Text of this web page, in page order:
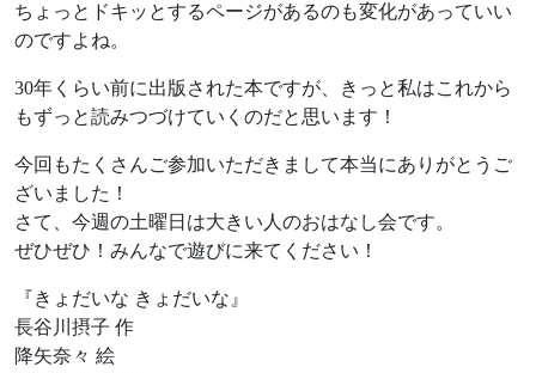
ちょっとドキッとするページがあるのも変化があっていい
のですよね。
30年くらい前に出版された本ですが、きっと私はこれから
もずっと読みつづけていくのだと思います！
今回もたくさんご参加いただきまして本当にありがとうご
ざいました！
さて、今週の土曜日は大きい人のおはなし会です。
ぜひぜひ！みんなで遊びに来てください！
『きょだいな きょだいな』
長谷川摂子 作
降矢奈々 絵